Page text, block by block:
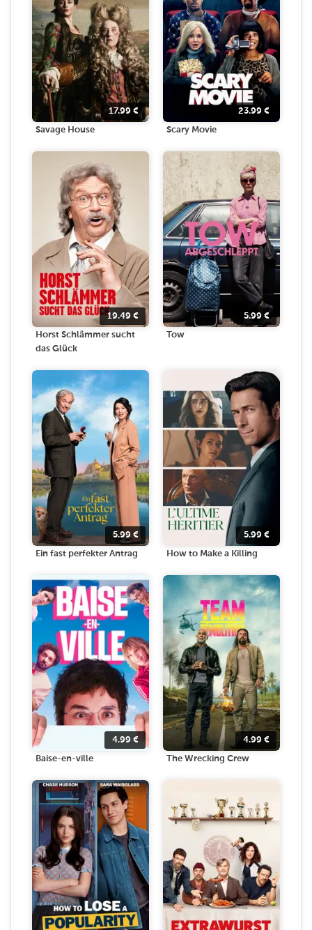
17.99 €
Savage House
23.99 €
Scary Movie
19.49 €
Horst Schlämmer sucht
das Glück
5.99 €
Tow
5.99 €
Ein fast perfekter Antrag
5.99 €
How to Make a Killing
4.99 €
Baise-en-ville
4.99 €
The Wrecking Crew